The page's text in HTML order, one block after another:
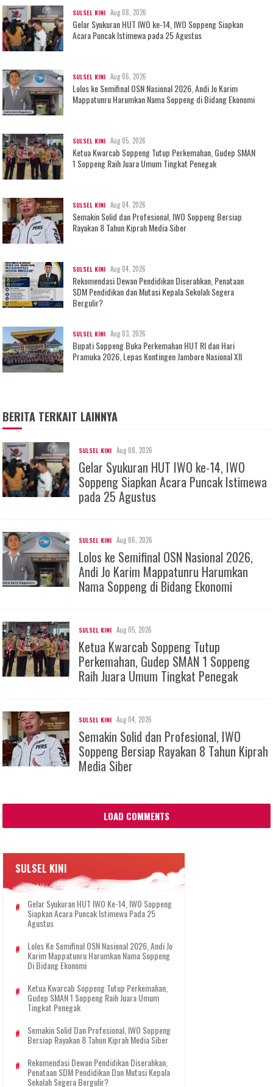
SULSEL KINI Aug 08, 2026
Gelar Syukuran HUT IWO ke-14, IWO Soppeng Siapkan
Acara Puncak Istimewa pada 25 Agustus
SULSEL KINI Aug 06, 2026
Lolos ke Semifinal OSN Nasional 2026, Andi Jo Karim
Mappatunru Harumkan Nama Soppeng di Bidang Ekonomi
SULSEL KINI Aug 05, 2026
Ketua Kwarcab Soppeng Tutup Perkemahan, Gudep SMAN
1 Soppeng Raih Juara Umum Tingkat Penegak
SULSEL KINI Aug 04, 2026
Semakin Solid dan Profesional, IWO Soppeng Bersiap
Rayakan 8 Tahun Kiprah Media Siber
SULSEL KINI Aug 04, 2026
Rekomendasi Dewan Pendidikan Diserahkan, Penataan
SDM Pendidikan dan Mutasi Kepala Sekolah Segera
Bergulir?
SULSEL KINI Aug 03, 2026
Bupati Soppeng Buka Perkemahan HUT RI dan Hari
Pramuka 2026, Lepas Kontingen Jambore Nasional XII
BERITA TERKAIT LAINNYA
SULSEL KINI Aug 08, 2026
Gelar Syukuran HUT IWO ke-14, IWO
Soppeng Siapkan Acara Puncak Istimewa
pada 25 Agustus
SULSEL KINI Aug 06, 2026
Lolos ke Semifinal OSN Nasional 2026,
Andi Jo Karim Mappatunru Harumkan
Nama Soppeng di Bidang Ekonomi
SULSEL KINI Aug 05, 2026
Ketua Kwarcab Soppeng Tutup
Perkemahan, Gudep SMAN 1 Soppeng
Raih Juara Umum Tingkat Penegak
SULSEL KINI Aug 04, 2026
Semakin Solid dan Profesional, IWO
Soppeng Bersiap Rayakan 8 Tahun Kiprah
Media Siber
LOAD COMMENTS
SULSEL KINI
Gelar Syukuran HUT IWO Ke-14, IWO Soppeng
Siapkan Acara Puncak Istimewa Pada 25
Agustus
Lolos Ke Semifinal OSN Nasional 2026, Andi Jo
Karim Mappatunru Harumkan Nama Soppeng
Di Bidang Ekonomi
Ketua Kwarcab Soppeng Tutup Perkemahan,
Gudep SMAN 1 Soppeng Raih Juara Umum
Tingkat Penegak
Semakin Solid Dan Profesional, IWO Soppeng
Bersiap Rayakan 8 Tahun Kiprah Media Siber
Rekomendasi Dewan Pendidikan Diserahkan,
Penataan SDM Pendidikan Dan Mutasi Kepala
Sekolah Segera Bergulir?